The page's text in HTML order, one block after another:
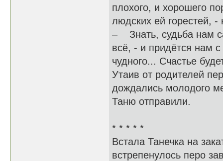
плохого, и хорошего
людских ей горестей, -
– Знать, судьба нам
всё, - и придётся нам с
чудного... Счастье
Утаив от родителей
дождались молодого
Таню отправили.
* * * * *
Встала Танечка на
встрепенулось перо